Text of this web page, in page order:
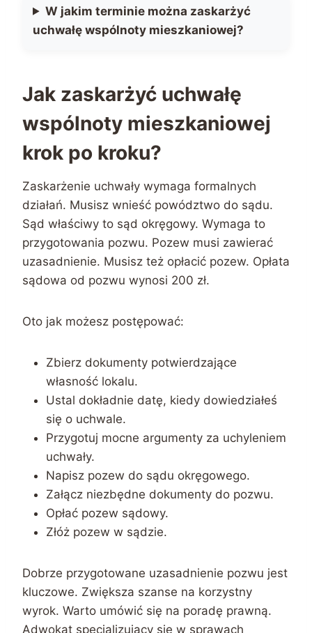
W jakim terminie można zaskarżyć
uchwałę wspólnoty mieszkaniowej?
Jak zaskarżyć uchwałę
wspólnoty mieszkaniowej
krok po kroku?
Zaskarżenie uchwały wymaga formalnych
działań. Musisz wnieść powództwo do sądu.
Sąd właściwy to sąd okręgowy. Wymaga to
przygotowania pozwu. Pozew musi zawierać
uzasadnienie. Musisz też opłacić pozew. Opłata
sądowa od pozwu wynosi 200 zł.
Oto jak możesz postępować:
Zbierz dokumenty potwierdzające
własność lokalu.
Ustal dokładnie datę, kiedy dowiedziałeś
się o uchwale.
Przygotuj mocne argumenty za uchyleniem
uchwały.
Napisz pozew do sądu okręgowego.
Załącz niezbędne dokumenty do pozwu.
Opłać pozew sądowy.
Złóż pozew w sądzie.
Dobrze przygotowane uzasadnienie pozwu jest
kluczowe. Zwiększa szanse na korzystny
wyrok. Warto umówić się na poradę prawną.
Adwokat specjalizujący się w sprawach